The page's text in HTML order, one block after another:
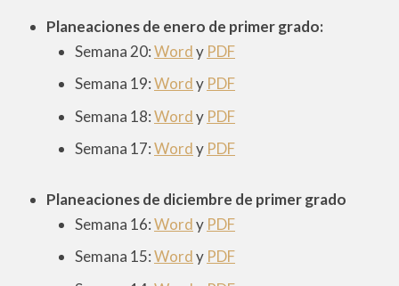
Planeaciones de enero de primergrado:
Semana 20:Wordy PDF
Semana 19:Wordy PDF
Semana 18:Wordy PDF
Semana 17:Wordy PDF
Planeaciones de diciembre de primergrado
Semana 16:Wordy PDF
Semana 15:Wordy PDF